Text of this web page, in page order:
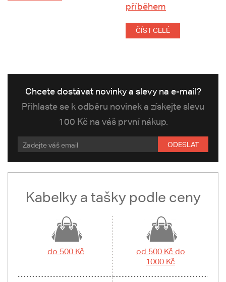
příběhem
ČÍST CELÉ
Chcete dostávat novinky a slevy na e-mail?
Přihlaste se k odběru novinek a získejte slevu
100 Kč na váš první nákup.
ODESLAT
Kabelky a tašky podle ceny
do 500 Kč
od 500 Kč do
1000 Kč